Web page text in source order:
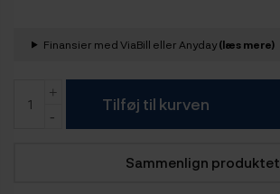
Finansier med ViaBill eller Anyday(læs mere)
Tilføj til kurven
Sammenlign produktet